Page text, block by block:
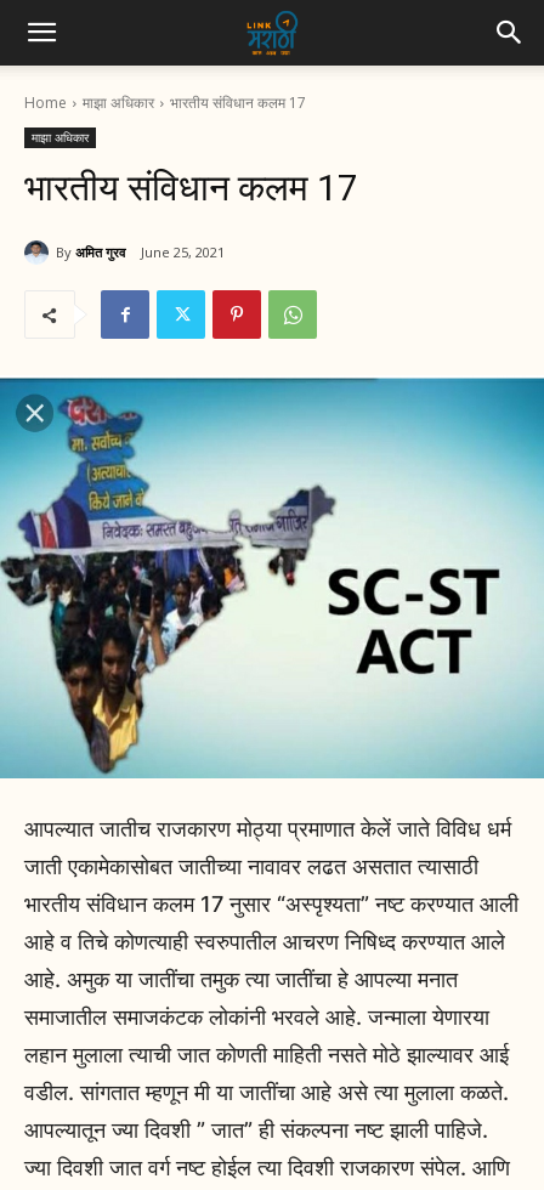
Home माझा अधिकार भारतीय संविधान कलम 17
माझा अधिकार
भारतीय संविधान कलम 17
By अमित गुरव June 25, 2021
आपल्यात जातीच राजकारण मोठ्या प्रमाणात केलें जाते विविध धर्म
जाती एकामेकासोबत जातीच्या नावावर लढत असतात त्यासाठी
भारतीय संविधान कलम 17 नुसार “अस्पृश्यता” नष्ट करण्यात आली
आहे व तिचे कोणत्याही स्वरुपातील आचरण निषिध्द करण्यात आले
आहे. अमुक या जातींचा तमुक त्या जातींचा हे आपल्या मनात
समाजातील समाजकंटक लोकांनी भरवले आहे. जन्माला येणारया
लहान मुलाला त्याची जात कोणती माहिती नसते मोठे झाल्यावर आई
वडील. सांगतात म्हणून मी या जातींचा आहे असे त्या मुलाला कळते.
आपल्यातून ज्या दिवशी ” जात” ही संकल्पना नष्ट झाली पाहिजे.
ज्या दिवशी जात वर्ग नष्ट होईल त्या दिवशी राजकारण संपेल. आणि